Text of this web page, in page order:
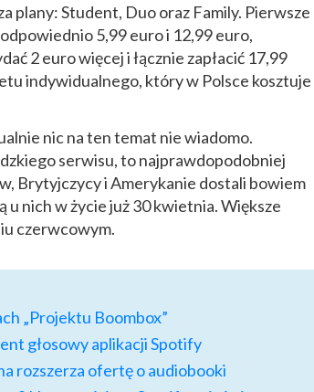
plany: Student, Duo oraz Family. Pierwsze
5,99 euro i 12,99 euro,
2 euro więcej i łącznie zapłacić 17,99
indywidualnego, który w Polsce kosztuje
nic na ten temat nie wiadomo.
serwisu, to najprawdopodobniej
Brytyjczycy i Amerykanie dostali bowiem
nich w życie już 30 kwietnia. Większe
czerwcowym.
„Projektu Boombox”
głosowy aplikacji Spotify
rozszerza ofertę o audiobooki